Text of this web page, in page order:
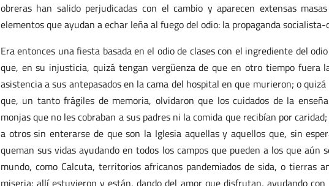
obreras han salido perjudicadas con el cambio y aparecen extensas
elementos que ayudan a echar leña al fuego del odio: la propaganda
Era entonces una fiesta basada en el odio de clases con el ingrediente del
que, en su injusticia, quizá tengan vergüenza de que en otro tiempo fuera
asistencia a sus antepasados en la cama del hospital en que murieron; o
que, un tanto frágiles de memoria, olvidaron que los cuidados de la
monjas que no les cobraban a sus padres ni la comida que recibían por
a otros sin enterarse de que son la Iglesia aquellas y aquellos que, sin
queman sus vidas ayudando en todos los campos que pueden a los que aún
mundo, como Calcuta, territorios africanos pandemiados de sida, o tierras
miseria; allí estuvieron y están, dando del amor que disfrutan, ayudando